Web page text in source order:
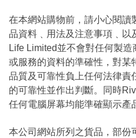
在本網站購物前，請小心閱讀
品資料﹑用法及注意事項﹑以
Life Limited並不會對任何製
或服務的資料的準確性，對某
品質及可靠性負上任何法律責
的可靠性並作出判斷。同時
任何電腦屏幕均能準確顯示產
本公司網站所列之貨品，部份